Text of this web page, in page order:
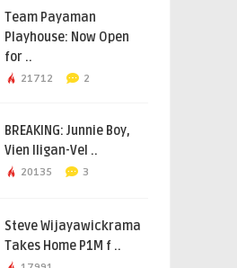
Team Payaman
Playhouse: Now Open
for ..
21712 2
BREAKING: Junnie Boy,
Vien Iligan-Vel ..
20135 3
Steve Wijayawickrama
Takes Home P1M f ..